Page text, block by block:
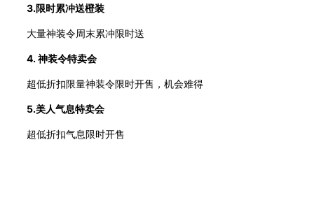
3.限时累冲送橙装
大量神装令周末累冲限时送
4.神装令特卖会
超低折扣限量神装令限时开售，机会难得
5.美人气息特卖会
超低折扣气息限时开售